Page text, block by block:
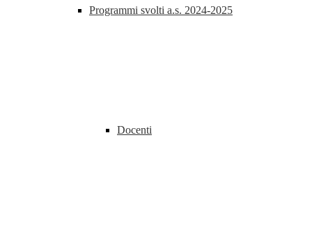
Programmi svolti a.s. 2024-2025
Docenti